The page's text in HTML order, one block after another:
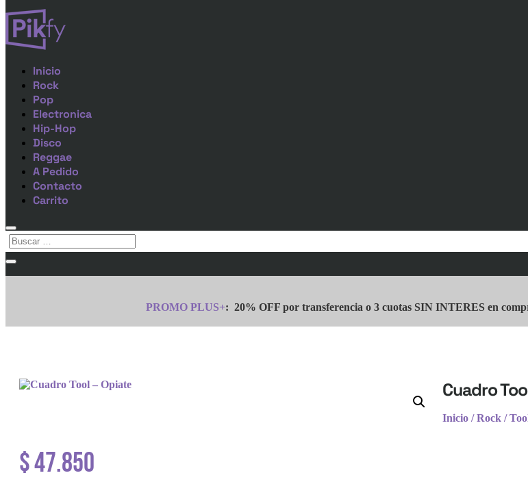
Inicio
Rock
Pop
Electronica
Hip-Hop
Disco
Reggae
A Pedido
Contacto
Carrito
PROMO PLUS+: 20% OFF por transferencia o 3 cuotas SIN INTERES en
Cuadro
Inicio /Rock /
$47.850